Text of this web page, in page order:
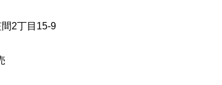
2丁目15-9